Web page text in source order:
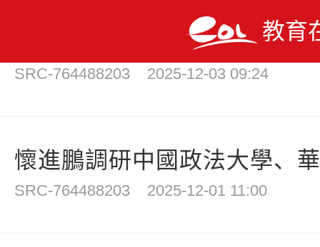
教育
懷進鵬：做高水平科技自立
SRC-764488203 2025-12-03 09:24
懷進鵬調研中國政法大學、
SRC-764488203 2025-12-01 11:00